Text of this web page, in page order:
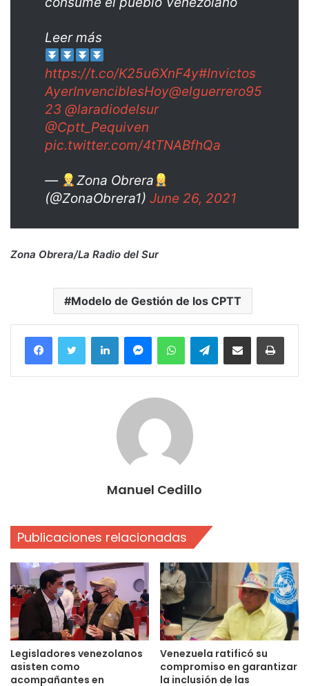
Leer más
https://t.co/K25u6XnF4y#Invictos
AyerInvenciblesHoy@elguerrero95
23 @laradiodelsur
@Cptt_Pequiven
pic.twitter.com/4tTNABfhQa
—
Zona Obrera
(@ZonaObrera1) June 26, 2021
Zona Obrera/La Radio del Sur
Modelo de Gestión de los CPTT
FacebookTwitter LinkedInMessengerWhatsAppTelegramCompartir por correo electrónico
Manuel Cedillo
Publicaciones relacionadas
Legisladores venezolanos
asisten como
acompañantes en
Venezuela ratificó su
compromiso en garantizar
la inclusión de las